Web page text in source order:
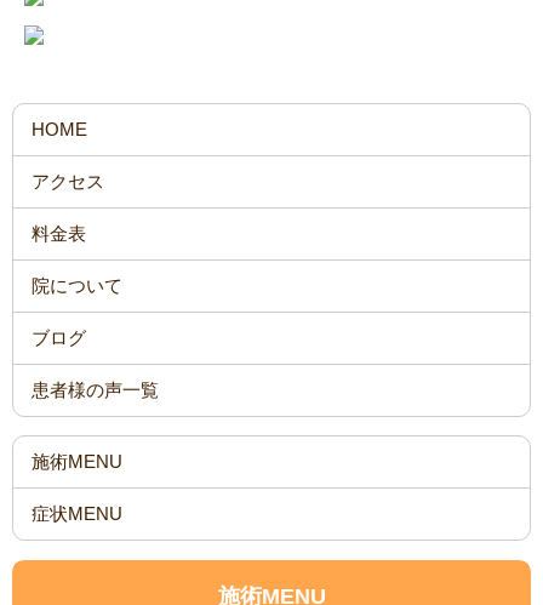
HOME
アクセス
料金表
院について
ブログ
患者様の声一覧
施術MENU
症状MENU
施術MENU